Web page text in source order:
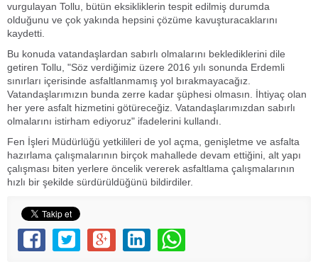
vurgulayan Tollu, bütün eksikliklerin tespit edilmiş durumda
olduğunu ve çok yakında hepsini çözüme kavuşturacaklarını
kaydetti.
Bu konuda vatandaşlardan sabırlı olmalarını beklediklerini dile
getiren Tollu, "Söz verdiğimiz üzere 2016 yılı sonunda Erdemli
sınırları içerisinde asfaltlanmamış yol bırakmayacağız.
Vatandaşlarımızın bunda zerre kadar şüphesi olmasın. İhtiyaç olan
her yere asfalt hizmetini götüreceğiz. Vatandaşlarımızdan sabırlı
olmalarını istirham ediyoruz" ifadelerini kullandı.
Fen İşleri Müdürlüğü yetkilileri de yol açma, genişletme ve asfalta
hazırlama çalışmalarının birçok mahallede devam ettiğini, alt yapı
çalışması biten yerlere öncelik vererek asfaltlama çalışmalarının
hızlı bir şekilde sürdürüldüğünü bildirdiler.